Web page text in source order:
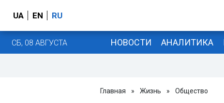
UA EN RU
СБ, 08 АВГУСТА НОВОСТИ АНАЛИТИКА
Главная » Жизнь » Общество